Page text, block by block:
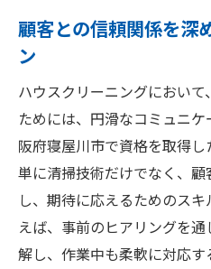
資格がもたらす地
ーニング
資格が生活スタイ
清掃のプロ視点か
資格取得による新
日常生活への応用
清掃を通じた生活
顧客との信頼関係を深
ン
ハウスクリーニングにおい
ためには、円滑なコミュニ
阪府寝屋川市で資格を取得し
単に清掃技術だけでなく、
し、期待に応えるためのス
えば、事前のヒアリングを
解し、作業中も柔軟に対応